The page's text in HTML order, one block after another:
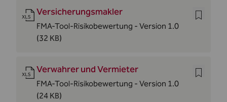
Versicherungsmakler
FMA-Tool-Risikobewertung - Version 1.0
(32 KB)
Verwahrer und Vermieter
FMA-Tool-Risikobewertung - Version 1.0
(24 KB)